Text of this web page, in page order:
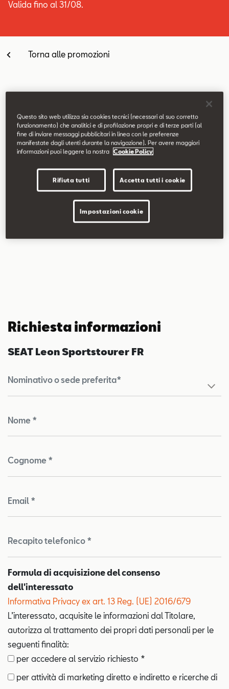
SEAT Usato Certificato
Contatti
Valida fino al 31/08.
Torna alle promozioni
Equipaggiamenti di serie
Fari posteriori Full LED
Full Link Wireless
Sensori di parcheggio anteriori e posteriori
Cerchi in lega da 18" Performance Machined
Vetri posteriori oscurati
Volante multifunzione in pelle
Sedili anteriori sportivi in tessuto e similpelle
Richiesta informazioni
SEAT Leon Sportstourer FR
Nominativo o sede preferita*
Nome *
Cognome *
Email *
Recapito telefonico *
Formula di acquisizione del consenso
dell'interessato
Informativa Privacy ex art. 13 Reg. (UE) 2016/679
L’interessato, acquisite le informazioni dal Titolare,
autorizza al trattamento dei propri dati personali per le
seguenti finalità:
per accedere al servizio richiesto *
per attività di marketing diretto e indiretto e ricerche di
Questo sito web utilizza sia cookies tecnici (necessari al suo corretto
funzionamento) che analitici e di profilazione propri e di terze parti (al
fine di inviare messaggi pubblicitari in linea con le preferenze
manifestate dagli utenti durante la navigazione). Per avere maggiori
informazioni puoi leggere la nostra
Cookie Policy
Rifiuta tutti Accetta tutti i cookie
Impostazioni cookie